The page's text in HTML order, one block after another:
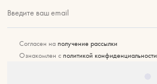
Введите ваш email
Согласен на получение рассылки
Ознакомлен с политикой конфиденциальности